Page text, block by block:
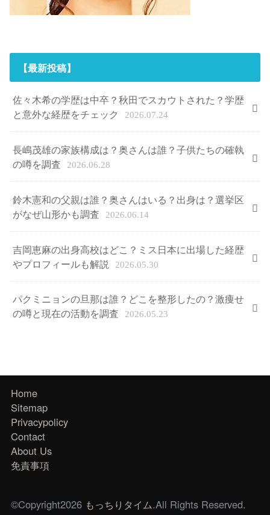
【最新投稿】
佐々木希の学歴は中卒？秋田でスカウトされた？学歴
と意外な経歴をチェック
2026.07.24
長嶋茂雄の家族構成は？奥さんは誰？子供たちの確執
の噂を調査
2026.06.28
鈴木憲和の父親は誰？奥さんはいる？出身は？選挙区
がなぜ山形かも調査
2026.06.14
吉岡恵麻の出身高校はどこ？ミス日本に出場した経歴
やプロフィールも解説
2026.05.30
パクミニョンの旦那は誰？どこを整形したの？激痩せ
の噂と現在の活動を調査
2026.05.23
Home
Sitemap
Privacypolicy
Contact
About Us
免責事項
©Copyright2026 もっちりタイム.All Rights Reserved.